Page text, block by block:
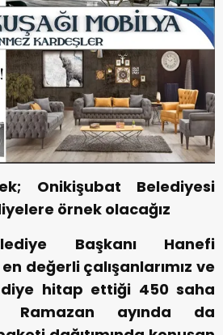
Onikişubat Belediyesi
örnek olacağız
Başkanı Hanefi
değerli çalışanlarımız ve
diye hitap ettiği 450 saha
Ramazan ayında da